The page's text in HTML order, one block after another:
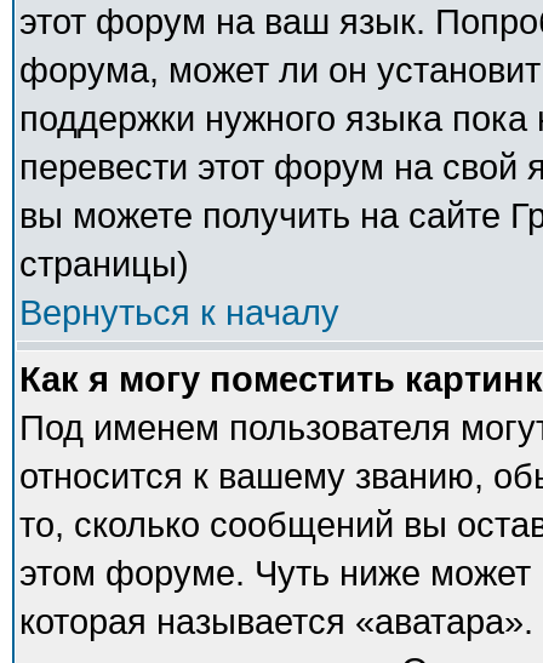
этот форум на ваш язык.
форума, может ли он
поддержки нужного языка
перевести этот форум на
вы можете получить на сайте
страницы)
Вернуться к началу
Как я могу поместить
Под именем пользователя
относится к вашему званию,
то, сколько сообщений вы
этом форуме. Чуть ниже может
которая называется